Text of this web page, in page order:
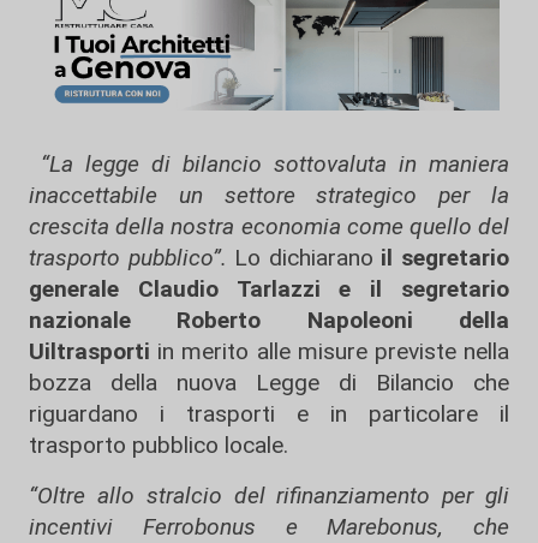
“La legge di bilancio sottovaluta in maniera
inaccettabile un settore strategico per la
crescita della nostra economia come quello del
trasporto pubblico”. Lo dichiarano il segretario
generale Claudio Tarlazzi e il segretario
nazionale Roberto Napoleoni della
Uiltrasporti in merito alle misure previste nella
bozza della nuova Legge di Bilancio che
riguardano i trasporti e in particolare il
trasporto pubblico locale.
“Oltre allo stralcio del rifinanziamento per gli
incentivi Ferrobonus e Marebonus, che